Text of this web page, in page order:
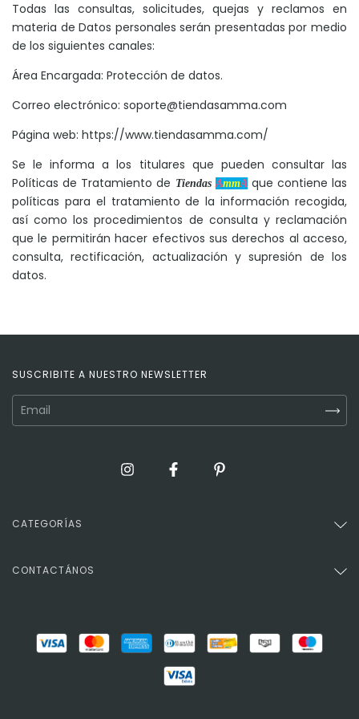
Todas las consultas, solicitudes, quejas y reclamos en
materia de Datos personales serán presentadas por medio
de los siguientes canales:
Área Encargada: Protección de datos.
Correo electrónico: soporte@tiendasamma.com
Página web: https://www.tiendasamma.com/
Se le informa a los titulares que pueden consultar las
Políticas de Tratamiento de TiendasAmmAque contiene las
políticas para el tratamiento de la información recogida,
así como los procedimientos de consulta y reclamación
que le permitirán hacer efectivos sus derechos al acceso,
consulta, rectificación, actualización y supresión de los
datos.
SUSCRIBITE A NUESTRO NEWSLETTER
CATEGORÍAS
CONTACTÁNOS